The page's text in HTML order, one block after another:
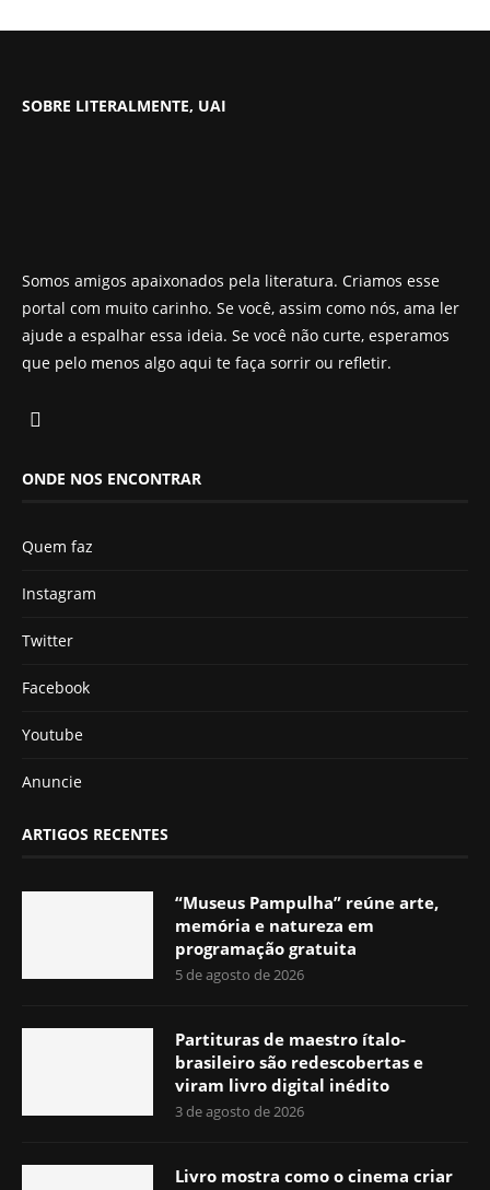
SOBRE LITERALMENTE, UAI
Somos amigos apaixonados pela literatura. Criamos esse
portal com muito carinho. Se você, assim como nós, ama ler
ajude a espalhar essa ideia. Se você não curte, esperamos
que pelo menos algo aqui te faça sorrir ou refletir.
ONDE NOS ENCONTRAR
Quem faz
Instagram
Twitter
Facebook
Youtube
Anuncie
ARTIGOS RECENTES
“Museus Pampulha” reúne arte,
memória e natureza em
programação gratuita
5 de agosto de 2026
Partituras de maestro ítalo-
brasileiro são redescobertas e
viram livro digital inédito
3 de agosto de 2026
Livro mostra como o cinema criar